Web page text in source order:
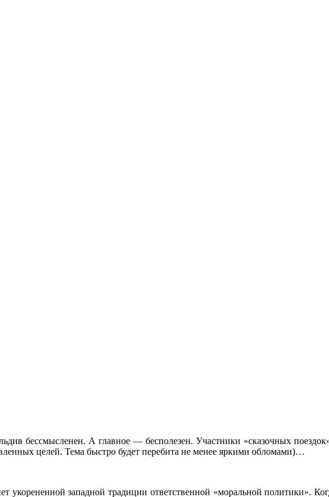
бессмысленен. А главное — бесполезен. Участники «сказочных
целей. Тема быстро будет перебита не менее яркими обломами)…
укорененной западной традиции ответственной «моральной